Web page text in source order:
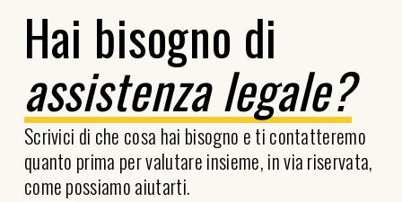
Hai bisogno di
assistenza legale?
Scrivici di che cosa hai bisogno e ti contatteremo
quanto prima per valutare insieme, in via riservata,
come possiamo aiutarti.